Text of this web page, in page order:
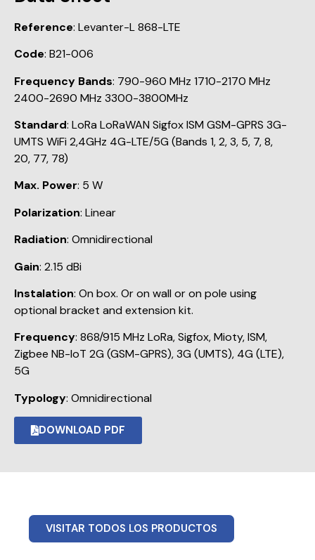
Reference: Levanter-L 868-LTE
Code: B21-006
Frequency Bands: 790-960 MHz 1710-2170 MHz
2400-2690 MHz 3300-3800MHz
Standard: LoRa LoRaWAN Sigfox ISM GSM-GPRS 3G-
UMTS WiFi 2,4GHz 4G-LTE/5G (Bands 1, 2, 3, 5, 7, 8,
20, 77, 78)
Max. Power: 5 W
Polarization: Linear
Radiation: Omnidirectional
Gain: 2.15 dBi
Instalation: On box. Or on wall or on pole using
optional bracket and extension kit.
Frequency: 868/915 MHz LoRa, Sigfox, Mioty, ISM,
Zigbee NB-IoT 2G (GSM-GPRS), 3G (UMTS), 4G (LTE),
5G
Typology: Omnidirectional
DOWNLOAD PDF
VISITAR TODOS LOS PRODUCTOS